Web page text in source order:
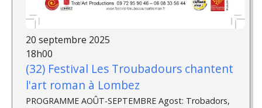
20 septembre 2025
18h00
(32) Festival Les Troubadours chantent
l'art roman à Lombez
PROGRAMME AOÛT-SEPTEMBRE Agost: Trobadors,